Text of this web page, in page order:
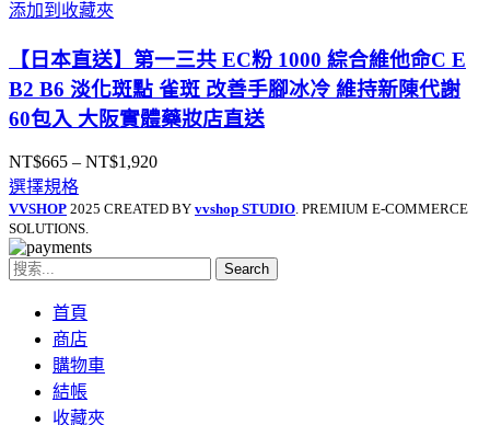
添加到收藏夾
【日本直送】第一三共 EC粉 1000 綜合維他命C E
B2 B6 淡化斑點 雀斑 改善手腳冰冷 維持新陳代謝
60包入 大阪實體藥妝店直送
NT$665 – NT$1,920價
範
選擇規格
VVSHOP 2025 CREATED BY vvshop STUDIO . PREMIUM E-COMMERCE
SOLUTIONS.
Search
首頁
商店
購物車
結帳
收藏夾